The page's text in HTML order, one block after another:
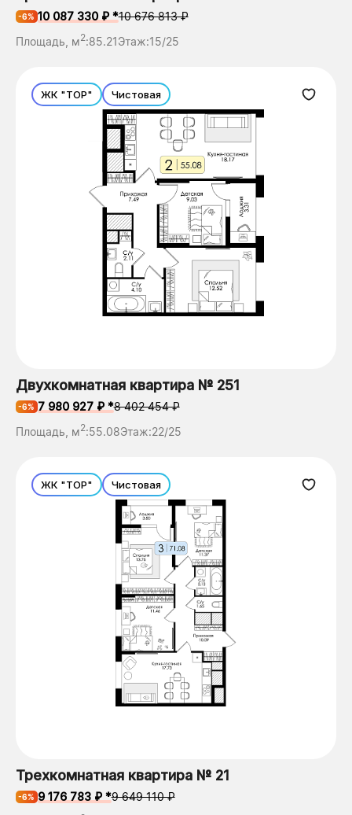
-6% 10 087 330 ₽ *10 676 813 ₽
Площадь, м2:85.21Этаж:15/25
ЖК "ТОР" Чистовая
Двухкомнатная квартира № 251
-6% 7 980 927 ₽ *8 402 454 ₽
Площадь, м2:55.08Этаж:22/25
ЖК "ТОР" Чистовая
Трехкомнатная квартира № 21
-6% 9 176 783 ₽ *9 649 110 ₽